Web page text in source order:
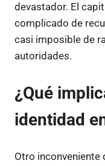
devastador. El
complicado de
casi imposible de
autoridades.
¿Qué
identidad
Otro